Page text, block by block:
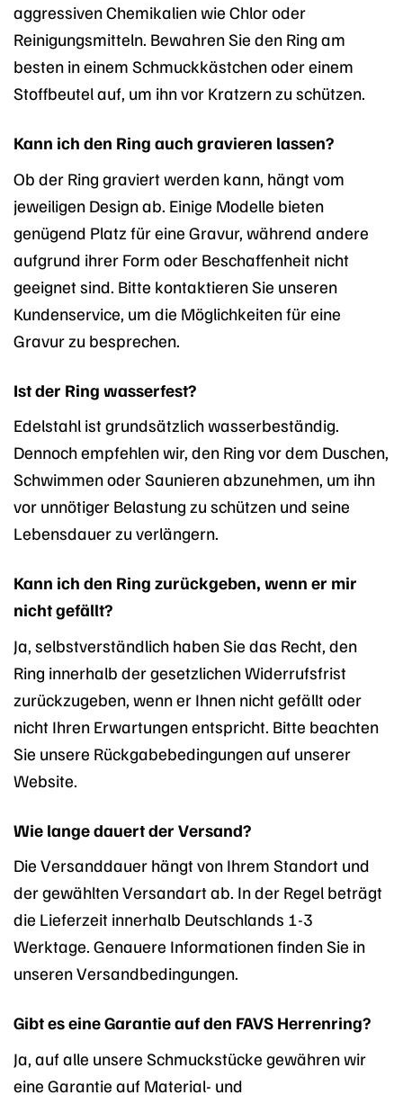
aggressiven Chemikalien wie Chlor oder
Reinigungsmitteln. Bewahren Sie den Ring am
besten in einem Schmuckkästchen oder einem
Stoffbeutel auf, um ihn vor Kratzern zu schützen.
Kann ich den Ring auch gravieren lassen?
Ob der Ring graviert werden kann, hängt vom
jeweiligen Design ab. Einige Modelle bieten
genügend Platz für eine Gravur, während andere
aufgrund ihrer Form oder Beschaffenheit nicht
geeignet sind. Bitte kontaktieren Sie unseren
Kundenservice, um die Möglichkeiten für eine
Gravur zu besprechen.
Ist der Ring wasserfest?
Edelstahl ist grundsätzlich wasserbeständig.
Dennoch empfehlen wir, den Ring vor dem Duschen,
Schwimmen oder Saunieren abzunehmen, um ihn
vor unnötiger Belastung zu schützen und seine
Lebensdauer zu verlängern.
Kann ich den Ring zurückgeben, wenn er mir
nicht gefällt?
Ja, selbstverständlich haben Sie das Recht, den
Ring innerhalb der gesetzlichen Widerrufsfrist
zurückzugeben, wenn er Ihnen nicht gefällt oder
nicht Ihren Erwartungen entspricht. Bitte beachten
Sie unsere Rückgabebedingungen auf unserer
Website.
Wie lange dauert der Versand?
Die Versanddauer hängt von Ihrem Standort und
der gewählten Versandart ab. In der Regel beträgt
die Lieferzeit innerhalb Deutschlands 1-3
Werktage. Genauere Informationen finden Sie in
unseren Versandbedingungen.
Gibt es eine Garantie auf den FAVS Herrenring?
Ja, auf alle unsere Schmuckstücke gewähren wir
eine Garantie auf Material- und